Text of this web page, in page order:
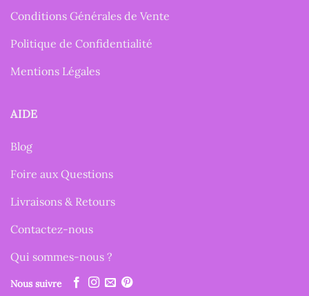
Conditions Générales de Vente
Politique de Confidentialité
Mentions Légales
AIDE
Blog
Foire aux Questions
Livraisons & Retours
Contactez-nous
Qui sommes-nous ?
Nous suivre